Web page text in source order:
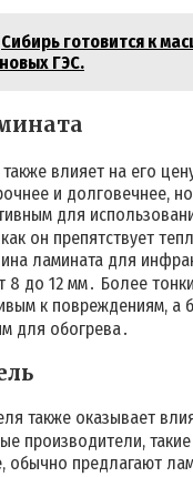
Сибирь готовится к
ГЭС.
влияет на его
и долговечнее,
для
он препятствует
ламината для
8 до 12 мм․ Более
к повреждениям,
для обогрева․
также оказывает
производители,
обычно предлагают